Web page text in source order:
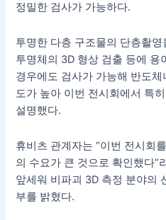
정밀한 검사가 가능하다.
투명한 다층 구조물의 단층촬
투명체의 3D 형상 검출 등에 용
경우에도 검사가 가능해 반도
도가 높아 이번 전시회에서 특
설명했다.
휴비츠 관계자는“이번 전시회
의 수요가 큰 것으로 확인했다”
앞세워 비파괴 3D 측정 분야의
부를 밝혔다.